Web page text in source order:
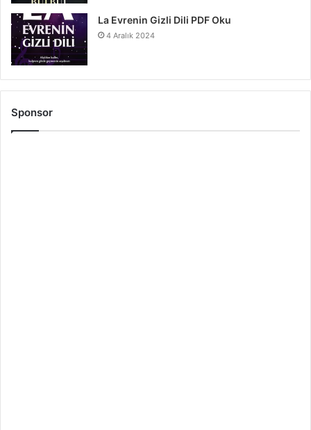
La Evrenin Gizli Dili PDF Oku
4 Aralık 2024
Sponsor